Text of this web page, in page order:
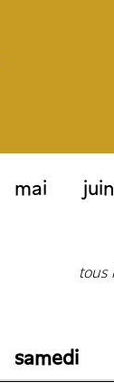
mai juin
samedi